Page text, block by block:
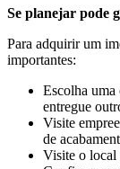
Se planejar pode
Para adquirir um
importantes:
Escolha uma
entregue
Visite
de
Visite o local